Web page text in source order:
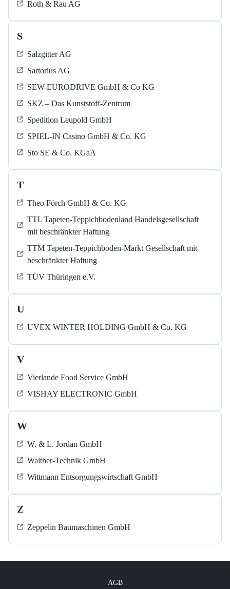
Roth & Rau AG
S
Salzgitter AG
Sartorius AG
SEW-EURODRIVE GmbH & Co KG
SKZ – Das Kunststoff-Zentrum
Spedition Leupold GmbH
SPIEL-IN Casino GmbH & Co. KG
Sto SE & Co. KGaA
T
Theo Förch GmbH & Co. KG
TTL Tapeten-Teppichbodenland Handelsgesellschaft
mit beschränkter Haftung
TTM Tapeten-Teppichboden-Markt Gesellschaft mit
beschränkter Haftung
TÜV Thüringen e.V.
U
UVEX WINTER HOLDING GmbH & Co. KG
V
Vierlande Food Service GmbH
VISHAY ELECTRONIC GmbH
W
W. & L. Jordan GmbH
Walther-Technik GmbH
Wittmann Entsorgungswirtschaft GmbH
Z
Zeppelin Baumaschinen GmbH
AGB